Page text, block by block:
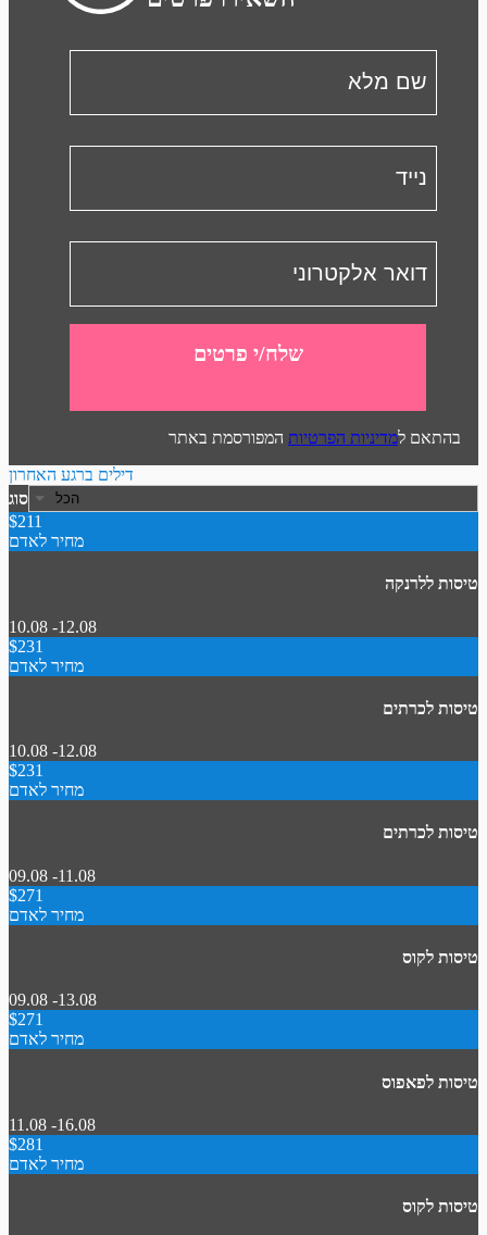
שלח/י פרטים
בהתאם למדיניות הפרטיות המפורסמת באתר
דילים ברגע האחרון
סוג
$211
מחיר לאדם
טיסות ללרנקה
10.08 -12.08
$231
מחיר לאדם
טיסות לכרתים
10.08 -12.08
$231
מחיר לאדם
טיסות לכרתים
09.08 -11.08
$271
מחיר לאדם
טיסות לקוס
09.08 -13.08
$271
מחיר לאדם
טיסות לפאפוס
11.08 -16.08
$281
מחיר לאדם
טיסות לקוס